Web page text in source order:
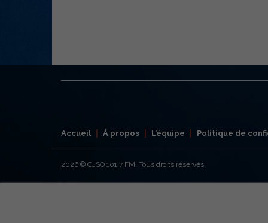
Accueil À propos L’équipe Politique de
2026 © CJSO 101,7 FM. Tous droits réservés.